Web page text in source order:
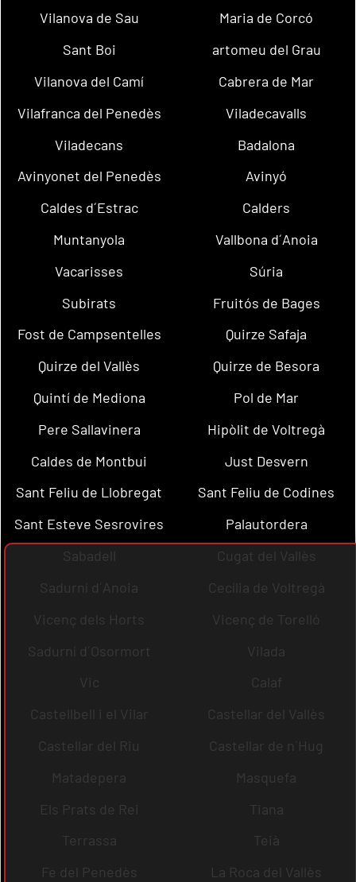
Vilanova de Sau
Maria de Corcó
Sant Boi
artomeu del Grau
Vilanova del Camí
Cabrera de Mar
Vilafranca del Penedès
Viladecavalls
Viladecans
Badalona
Avinyonet del Penedès
Avinyó
Caldes d´Estrac
Calders
Muntanyola
Vallbona d´Anoia
Vacarisses
Súria
Subirats
Fruitós de Bages
Fost de Campsentelles
Quirze Safaja
Quirze del Vallès
Quirze de Besora
Quintí de Mediona
Pol de Mar
Pere Sallavinera
Hipòlit de Voltregà
Caldes de Montbui
Just Desvern
Sant Feliu de Llobregat
Sant Feliu de Codines
Sant Esteve Sesrovires
Palautordera
Sabadell
Cugat del Vallès
Sadurní d´Anoia
Cecília de Voltregà
Vicenç dels Horts
Vicenç de Torelló
Sadurní d´Osormort
Vilada
Vic
Calaf
Castellbell i el Vilar
Castellar del Vallès
Castellar del Riu
Castellar de n´Hug
Matadepera
Masquefa
Els Prats de Rei
Tiana
Terrassa
Teià
Fe del Penedès
La Roca del Vallès